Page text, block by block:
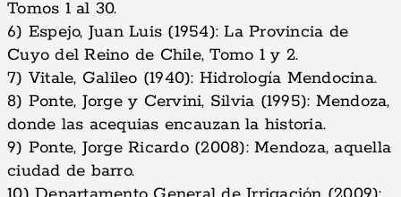
Tomos 1 al 30.
6) Espejo, Juan Luis (1954): La Provincia de
Cuyo del Reino de Chile, Tomo 1 y 2.
7) Vitale, Galileo (1940): Hidrología Mendocina.
8) Ponte, Jorge y Cervini, Silvia (1995): Mendoza,
donde las acequias encauzan la historia.
9) Ponte, Jorge Ricardo (2008): Mendoza, aquella
ciudad de barro.